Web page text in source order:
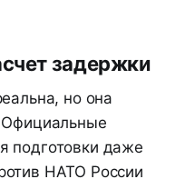
задержки
но она
Официальные
подготовки даже
НАТО России